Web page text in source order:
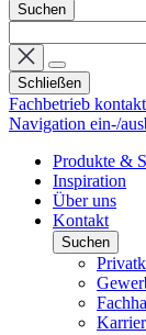
Suchen
Schließen
Fachbetrieb
Navigation ein-/
Produkte &
Inspiration
Über uns
Kontakt
Suchen